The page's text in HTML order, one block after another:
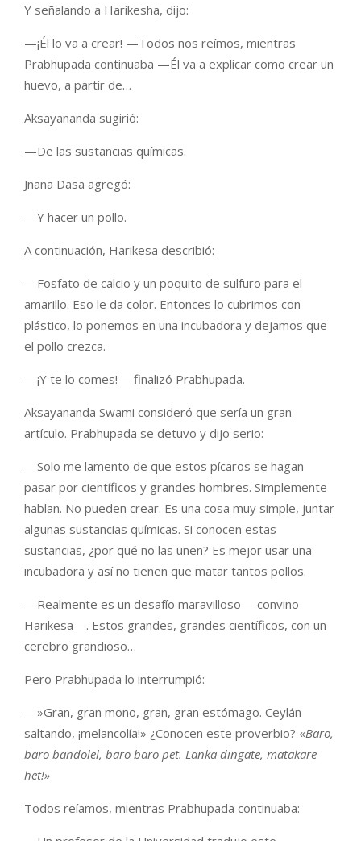
Y señalando a Harikesha, dijo:
—¡Él lo va a crear! —Todos nos reímos, mientras
Prabhupada continuaba —Él va a explicar como crear un
huevo, a partir de…
Aksayananda sugirió:
—De las sustancias químicas.
Jñana Dasa agregó:
—Y hacer un pollo.
A continuación, Harikesa describió:
—Fosfato de calcio y un poquito de sulfuro para el
amarillo. Eso le da color. Entonces lo cubrimos con
plástico, lo ponemos en una incubadora y dejamos que
el pollo crezca.
—¡Y te lo comes! —finalizó Prabhupada.
Aksayananda Swami consideró que sería un gran
artículo. Prabhupada se detuvo y dijo serio:
—Solo me lamento de que estos pícaros se hagan
pasar por científicos y grandes hombres. Simplemente
hablan. No pueden crear. Es una cosa muy simple, juntar
algunas sustancias químicas. Si conocen estas
sustancias, ¿por qué no las unen? Es mejor usar una
incubadora y así no tienen que matar tantos pollos.
—Realmente es un desafío maravilloso —convino
Harikesa—. Estos grandes, grandes científicos, con un
cerebro grandioso…
Pero Prabhupada lo interrumpió:
—»Gran, gran mono, gran, gran estómago. Ceylán
saltando, ¡melancolía!» ¿Conocen este proverbio? «Baro,
baro bandolel, baro baro pet. Lanka dingate, matakare
het!»
Todos reíamos, mientras Prabhupada continuaba: